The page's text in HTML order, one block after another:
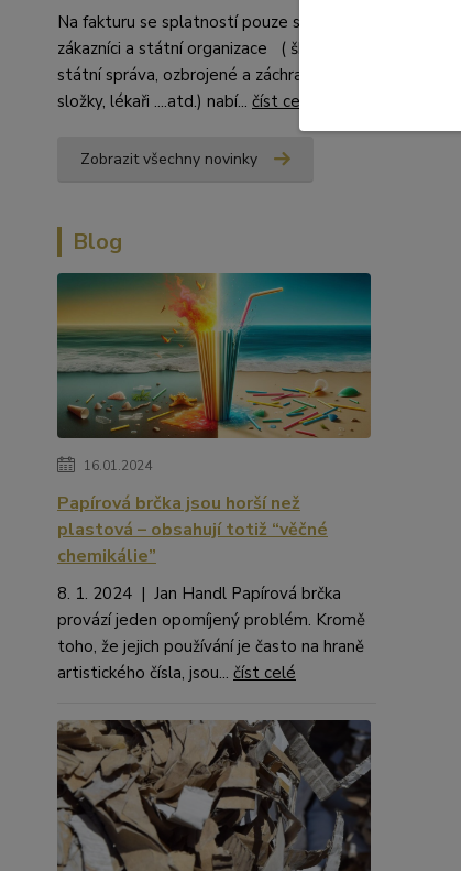
Na fakturu se splatností pouze stálí
zákazníci a státní organizace ( školství,
státní správa, ozbrojené a záchranné
složky, lékaři ....atd.) nabí... číst celé
Zobrazit všechny novinky
Blog
16.01.2024
Papírová brčka jsou horší než
plastová – obsahují totiž “věčné
chemikálie”
8. 1. 2024 | Jan Handl Papírová brčka
provází jeden opomíjený problém. Kromě
toho, že jejich používání je často na hraně
artistického čísla, jsou... číst celé